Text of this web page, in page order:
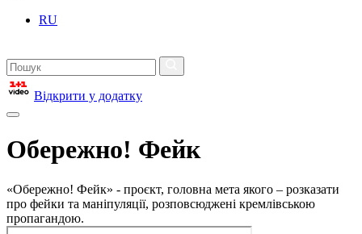
RU
Відкрити у додатку
Обережно! Фейк
«Обережно! Фейк» - проєкт, головна мета якого – розказати
про фейки та маніпуляції, розповсюджені кремлівською
пропагандою.